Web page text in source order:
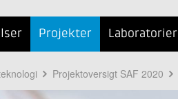
Projekter Laboratorier
Projektoversigt SAF 2020